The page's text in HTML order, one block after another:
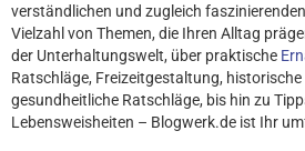
verständlichen und zugleich
Vielzahl von Themen, die Ihren Alltag
der Unterhaltungswelt, über praktische
Ratschläge, Freizeitgestaltung, historische
gesundheitliche Ratschläge, bis hin zu
Lebensweisheiten – Blogwerk.de ist Ihr